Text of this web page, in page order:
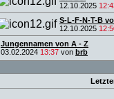
12.10.2025
S-L-F-N-T-B
12.10.2025
Jungennamen von A - Z
03.02.2024 13:37 von brb